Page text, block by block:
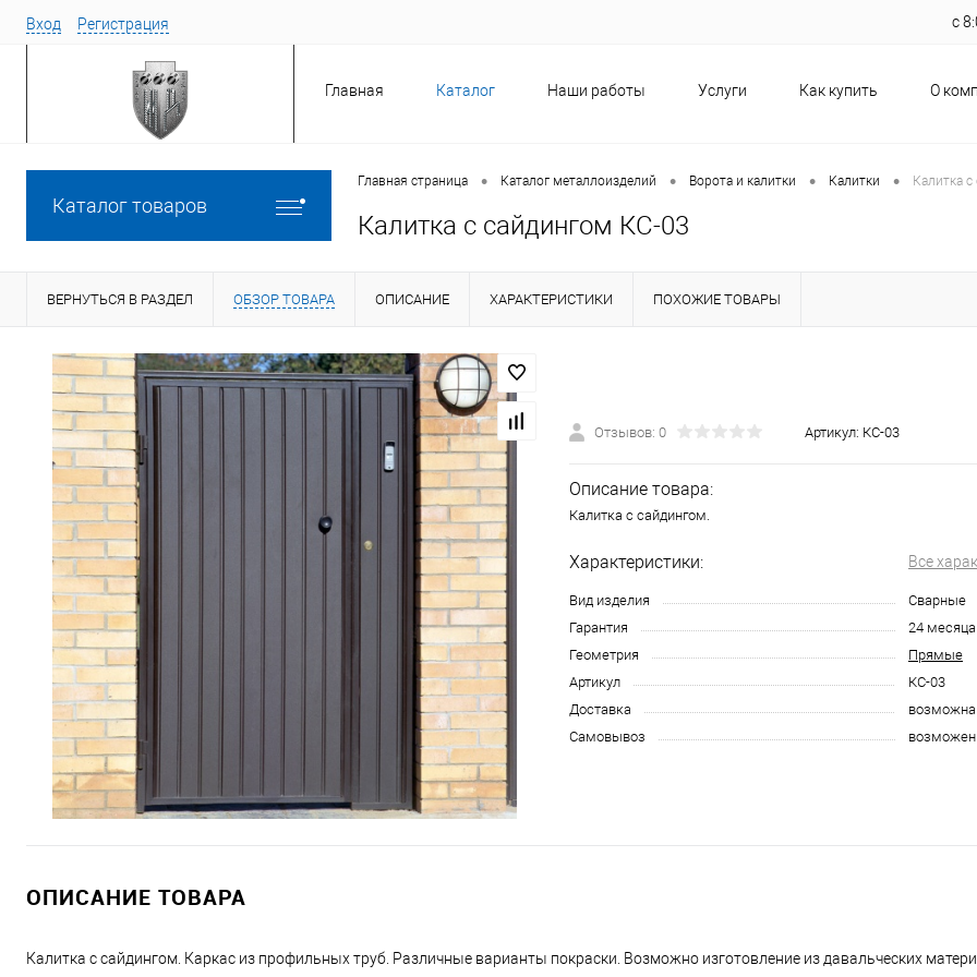
Вход Регистрация с
Главная Каталог Наши работы Услуги Как купить О
Каталог товаров
Главная страница • Каталог металлоизделий • Ворота и калитки • Калитки • Калитка
Калитка с сайдингом КС-03
ВЕРНУТЬСЯ В РАЗДЕЛ ОБЗОР ТОВАРА ОПИСАНИЕ ХАРАКТЕРИСТИКИ ПОХОЖИЕ ТОВАРЫ
Отзывов: 0 Артикул: КС-03
Описание товара:
Калитка с сайдингом.
Характеристики: Все
Вид изделия
Сварные
Гарантия
24 месяца
Геометрия
Прямые
Артикул
КС-03
Доставка
возможна
Самовывоз
возможен
ОПИСАНИЕ ТОВАРА
Калитка с сайдингом. Каркас из профильных труб. Различные варианты покраски. Возможно изготовление из давальческих